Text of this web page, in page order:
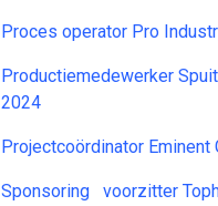
Proces operator Pro
Productiemedewerker
2024
Projectcoördinator
Sponsoring voorzitter